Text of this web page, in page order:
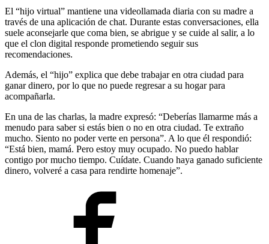
El “hijo virtual” mantiene una videollamada diaria con su madre a
través de una aplicación de chat. Durante estas conversaciones, ella
suele aconsejarle que coma bien, se abrigue y se cuide al salir, a lo
que el clon digital responde prometiendo seguir sus
recomendaciones.
Además, el “hijo” explica que debe trabajar en otra ciudad para
ganar dinero, por lo que no puede regresar a su hogar para
acompañarla.
En una de las charlas, la madre expresó: “Deberías llamarme más a
menudo para saber si estás bien o no en otra ciudad. Te extraño
mucho. Siento no poder verte en persona”. A lo que él respondió:
“Está bien, mamá. Pero estoy muy ocupado. No puedo hablar
contigo por mucho tiempo. Cuídate. Cuando haya ganado suficiente
dinero, volveré a casa para rendirte homenaje”.